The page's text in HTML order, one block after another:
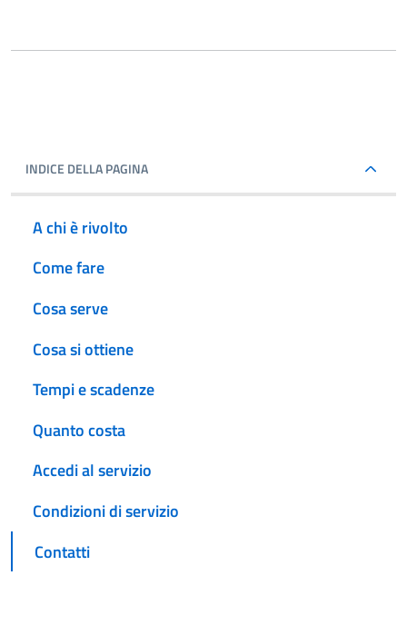
INDICE DELLA PAGINA
A chi è rivolto
Come fare
Cosa serve
Cosa si ottiene
Tempi e scadenze
Quanto costa
Accedi al servizio
Condizioni di servizio
Contatti